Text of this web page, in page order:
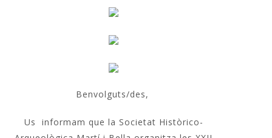
Benvolguts/des,
Us informam que la Societat Històrico-